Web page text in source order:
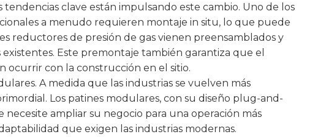
clave están impulsando este cambio. Uno de los
a menudo requieren montaje in situ, lo que puede
reductores de presión de gas vienen preensamblados y
Este premontaje también garantiza que el
ocurrir con la construcción en el sitio.
A medida que las industrias se vuelven más
Los patines modulares, con su diseño plug-and-
ampliar su negocio para una operación más
que exigen las industrias modernas.